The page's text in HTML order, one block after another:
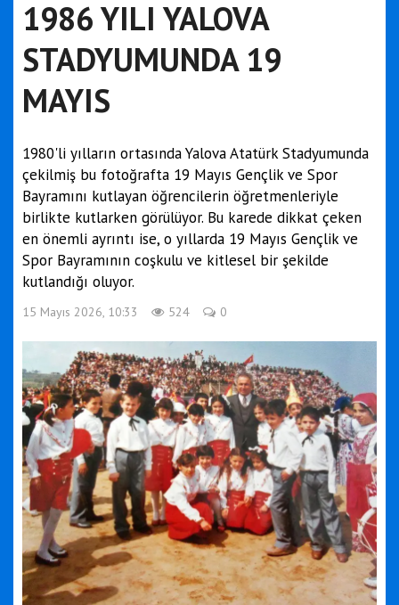
1986 YILI YALOVA
STADYUMUNDA 19
MAYIS
1980'li yılların ortasında Yalova Atatürk Stadyumunda
çekilmiş bu fotoğrafta 19 Mayıs Gençlik ve Spor
Bayramını kutlayan öğrencilerin öğretmenleriyle
birlikte kutlarken görülüyor. Bu karede dikkat çeken
en önemli ayrıntı ise, o yıllarda 19 Mayıs Gençlik ve
Spor Bayramının coşkulu ve kitlesel bir şekilde
kutlandığı oluyor.
15 Mayıs 2026, 10:33 524 0